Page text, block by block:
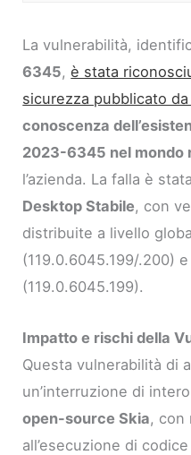
La vulnerabilità,
6345,è stata
sicurezza pubblicato
conoscenza
2023-6345 nel mondo
l’azienda. La falla è
Desktop Stabile, con
distribuite a livello
(119.0.6045.199/.200)
(119.0.6045.199).
Impatto e rischi della
Questa vulnerabilità di
un’interruzione di
open-source Skia, con
all’esecuzione di